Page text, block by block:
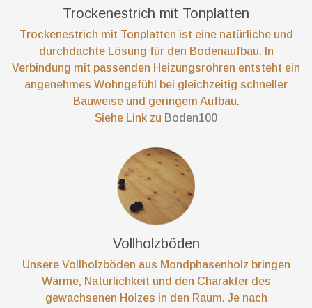
Trockenestrich mit Tonplatten
Trockenestrich mit Tonplatten ist eine natürliche und
durchdachte Lösung für den Bodenaufbau. In
Verbindung mit passenden Heizungsrohren entsteht ein
angenehmes Wohngefühl bei gleichzeitig schneller
Bauweise und geringem Aufbau.
Siehe Link zu Boden100
Vollholzböden
Unsere Vollholzböden aus Mondphasenholz bringen
Wärme, Natürlichkeit und den Charakter des
gewachsenen Holzes in den Raum. Je nach